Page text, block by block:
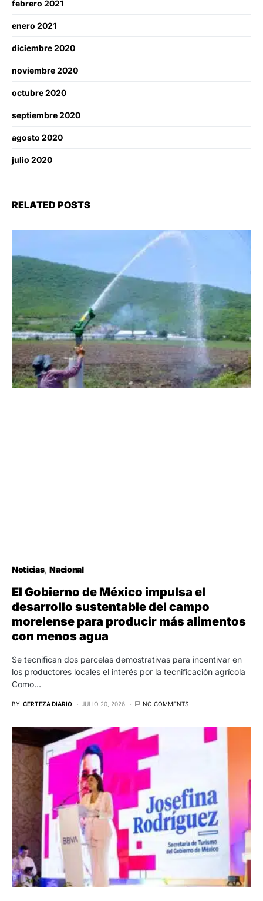
febrero 2021
enero 2021
diciembre 2020
noviembre 2020
octubre 2020
septiembre 2020
agosto 2020
julio 2020
RELATED POSTS
Noticias Nacional
El Gobierno de México impulsa el
desarrollo sustentable del campo
morelense para producir más alimentos
con menos agua
Se tecnifican dos parcelas demostrativas para incentivar en
los productores locales el interés por la tecnificación agrícola
Como…
BY CERTEZA DIARIO JULIO 20, 2026 NO COMMENTS